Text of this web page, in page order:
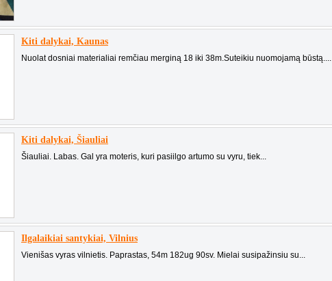
Kiti dalykai, Kaunas
Nuolat dosniai materialiai remčiau merginą 18 iki 38m.Suteikiu nuomojamą būstą....
Kiti dalykai, Šiauliai
Šiauliai. Labas. Gal yra moteris, kuri pasiilgo artumo su vyru, tiek...
Ilgalaikiai santykiai, Vilnius
Vienišas vyras vilnietis. Paprastas, 54m 182ug 90sv. Mielai susipažinsiu su...